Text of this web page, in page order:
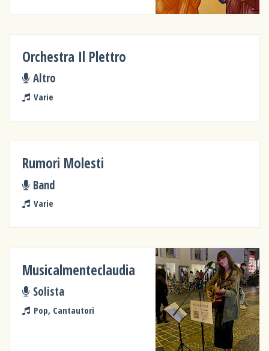
Orchestra Il Plettro
Altro
Varie
Rumori Molesti
Band
Varie
Musicalmenteclaudia
Solista
Pop, Cantautori